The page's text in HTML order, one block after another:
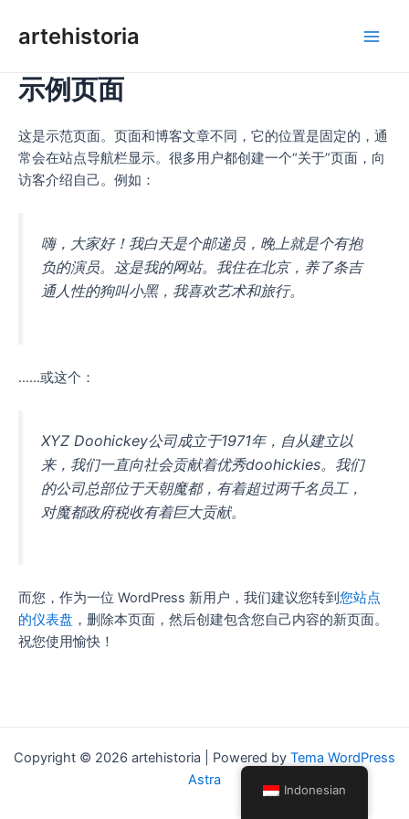
artehistoria
示例页面
这是示范页面。页面和博客文章不同，它的位置是固定的，通
常会在站点导航栏显示。很多用户都创建一个“关于”页面，向
访客介绍自己。例如：
嗨，大家好！我白天是个邮递员，晚上就是个有抱
负的演员。这是我的网站。我住在北京，养了条吉
通人性的狗叫小黑，我喜欢艺术和旅行。
……或这个：
XYZ Doohickey公司成立于1971年，自从建立以
来，我们一直向社会贡献着优秀doohickies。我们
的公司总部位于天朝魔都，有着超过两千名员工，
对魔都政府税收有着巨大贡献。
而您，作为一位 WordPress 新用户，我们建议您转到 您站点
的仪表盘 ，删除本页面，然后创建包含您自己内容的新页面。
祝您使用愉快！
Copyright © 2026 artehistoria | Powered by Tema WordPress
Astra
Indonesian